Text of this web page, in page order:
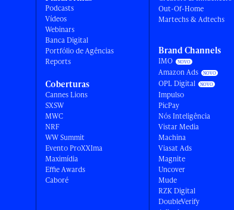
Podcasts
Vídeos
Webinars
Banca Digital
Portfólio de Agências
Reports
Coberturas
Cannes Lions
SXSW
MWC
NRF
WW Summit
Evento ProXXIma
Maximídia
Effie Awards
Caboré
Out-Of-Home
Martechs & Adtechs
Brand Channels
IMO
Amazon Ads
OPL Digital
Impulso
PicPay
Nós Inteligência
Vistar Media
Machina
Viasat Ads
Magnite
Uncover
Mude
RZK Digital
DoubleVerify